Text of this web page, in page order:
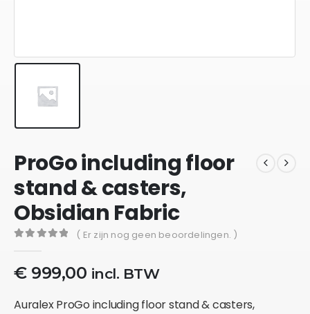
ProGo including floor
stand & casters,
Obsidian Fabric
( Er zijn nog geen beoordelingen. )
€999,00 incl. BTW
Auralex ProGo including floor stand & casters,